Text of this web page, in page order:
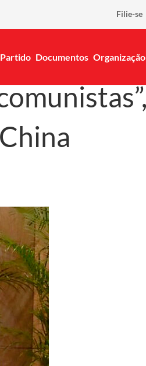
Filie-se
Partido Documentos Organização